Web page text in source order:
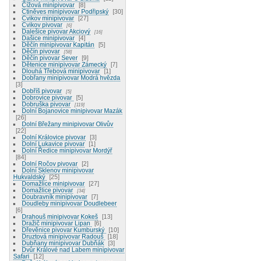
Čížová minipivovar
8
Ctiněves minipivovar Podřipský
30
Cvikov minipivovar
27
Cvikov pivovar
6
Dalešice pivovar Akciový 16
Dašice minipivovar
4
Děčín minipivovar Kapitán
5
Děčín pivovar
58
Děčín pivovar Sever
9
Dětenice minipivovar Zámecký
7
Dlouhá Třebová minipivovar
1
Dobřany minipivovar Modrá hvězda
3
Dobříš pivovar
5
Dobrovice pivovar
5
Dobruška pivovar
119
Dolní Bojanovice minipivovar Mazák
26
Dolní Břežany minipivovar Olivův
22
Dolní Královice pivovar
3
Dolní Lukavice pivovar
1
Dolní Ředice minipivovar Mordýř
84
Dolní Ročov pivovar
2
Dolní Sklenov minipivovar
Hukvaldský
25
Domažlice minipivovar
27
Domažlice pivovar
34
Doubravník minipivovar
7
Doudleby minipivovar Doudlebeer
6
Drahouš minipivovar Kokeš
13
Dražič minipivovar Lipan
6
Dřevěnice pivovar Kumburský
10
Druztová minipivovar Radouš
18
Dubňany minipivovar Dubňák
3
Dvůr Králové nad Labem minipivovar
Safari
12